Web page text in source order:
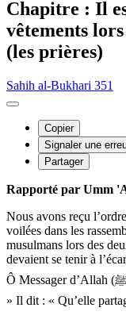
Chapitre : Il
vêtements
(les prières)
Sahih al-Bukhari 351
Copier
Signaler une
Partager
Rapporté par Umm
Nous avons reçu
voilées dans les
musulmans lors des
devaient se tenir à
Ô Messager d’Allah (ﷺ ' Qu’en est-il de celui qui n’a pas de voile ?
» Il dit : « Qu’elle